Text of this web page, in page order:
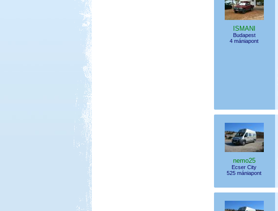
ISMANI
Budapest
4 mániapont
nemo25
Ecser City
525 mániapont